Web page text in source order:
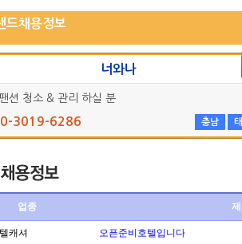
드채용정보
너와나
션 청소 & 관리 하실 분
3019-6286 충남
업종
캐셔 오픈준비호텔입니다